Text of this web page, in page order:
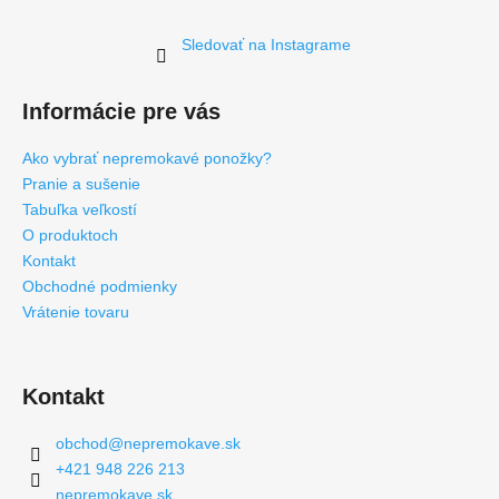
Sledovať na Instagrame
Informácie pre vás
Ako vybrať nepremokavé ponožky?
Pranie a sušenie
Tabuľka veľkostí
O produktoch
Kontakt
Obchodné podmienky
Vrátenie tovaru
Kontakt
obchod@nepremokave.sk
+421 948 226 213
nepremokave.sk